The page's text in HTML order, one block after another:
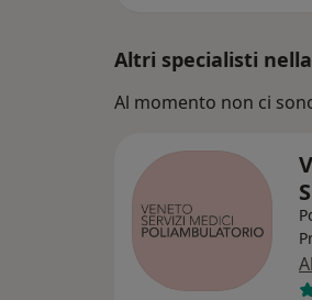
Altri specialisti
Al momento non ci